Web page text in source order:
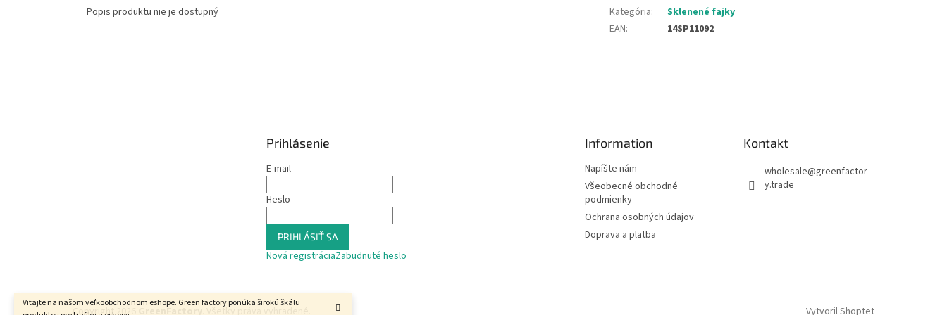
Vitajte na našom veľkoobchodnom eshope. Green factory ponúka širokú škálu
Popis produktu nie je dostupný Kategória:
Sklenené fajky
EAN: 14SP11092
Prihlásenie
E-mail
Heslo
PRIHLÁSIŤ SA
Nová registráciaZabudnuté heslo
Information
Napíšte nám
Všeobecné obchodné
podmienky
Ochrana osobných údajov
Doprava a platba
Kontakt
wholesale@greenfactor
y.trade
Vytvoril Shoptet
Copyright 2026